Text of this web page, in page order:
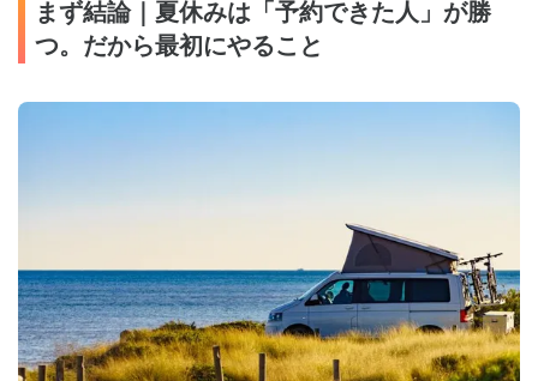
まず結論｜夏休みは「予約できた人」が勝
つ。だから最初にやること